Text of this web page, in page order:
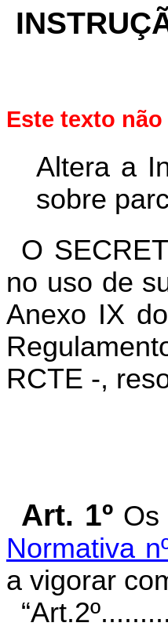
Este texto
Altera a
sobre
O
no uso de
Anexo IX
RCTE -,
Art. 1º
Normativa
a vigorar
“Art.2º